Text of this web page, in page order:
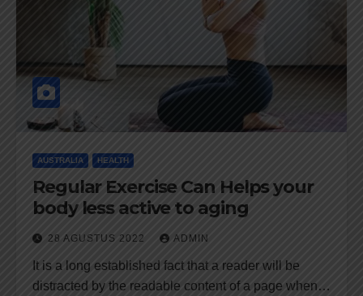
AUSTRALIA HEALTH
Regular Exercise Can Helps your
body less active to aging
28 AGUSTUS 2022 ADMIN
It is a long established fact that a reader will be
distracted by the readable content of a page when…